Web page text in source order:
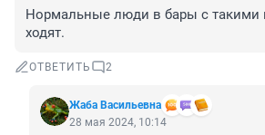
Нормальные люди в бары с такими
ходят.
ОТВЕТИТЬ 2
Жаба Васильевна
28 мая 2024, 10:14